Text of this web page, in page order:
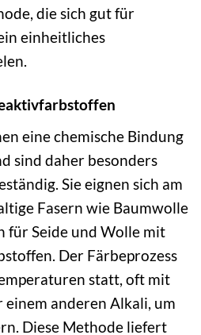
die sich gut für
einheitliches
eine chemische Bindung
sind daher besonders
Sie eignen sich am
Fasern wie Baumwolle
für Seide und Wolle mit
Der Färbeprozess
statt, oft mit
einem anderen Alkali, um
Diese Methode liefert